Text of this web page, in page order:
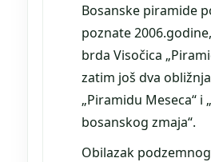
Bosanske piramide
poznate
brda Visočica
zatim još dva
„Piramidu Meseca“ i
bosanskog zmaja“.
Obilazak